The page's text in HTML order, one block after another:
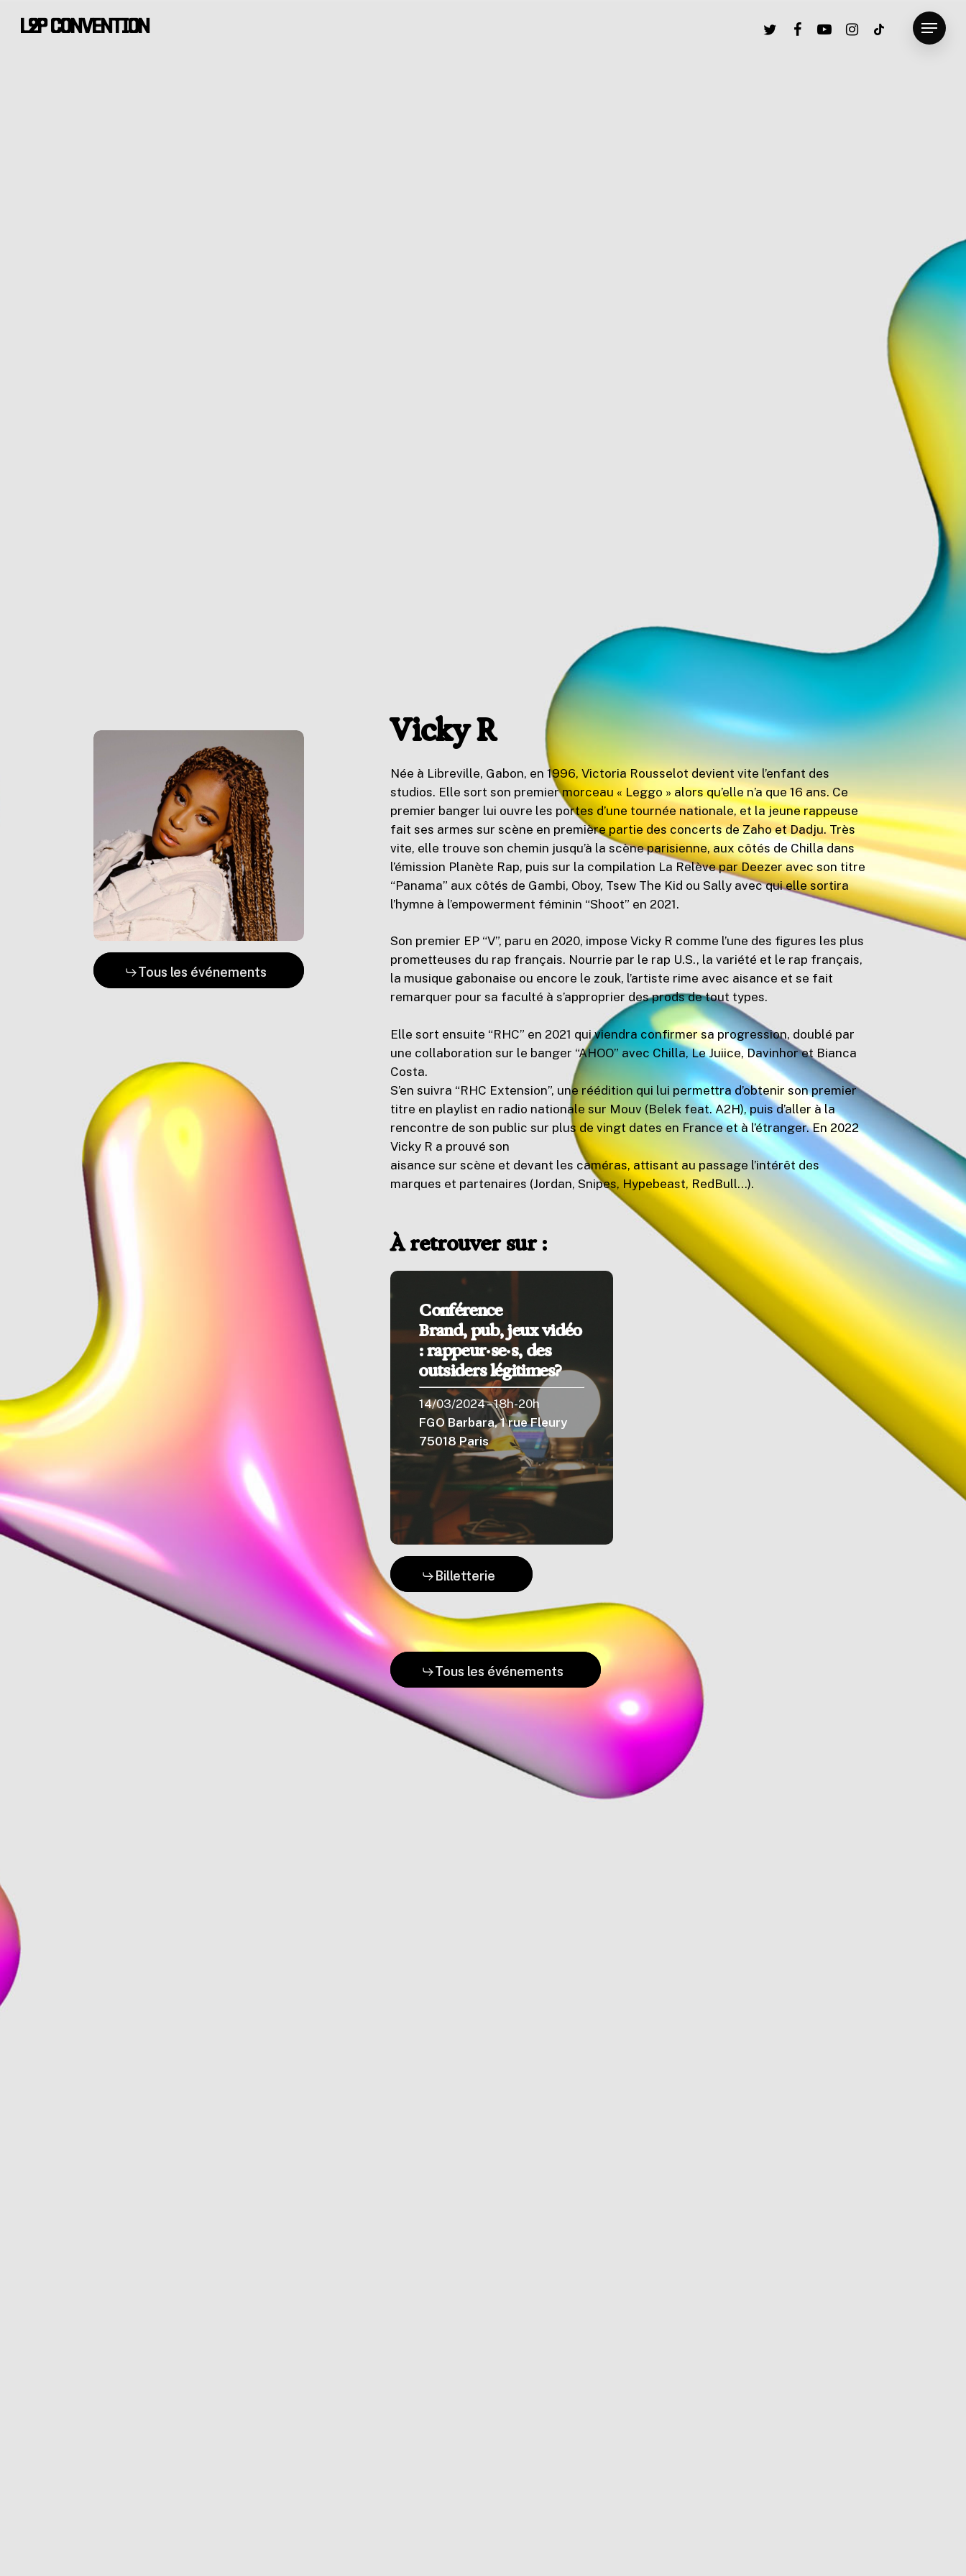
L2P CONVENTION twitterfacebookyoutubeinstagram
tiktok Menu
Tous les événements
Vicky R
Née à Libreville, Gabon, en 1996, Victoria Rousselot devient vite l’enfant des
studios. Elle sort son premier morceau « Leggo » alors qu’elle n’a que 16 ans. Ce
premier banger lui ouvre les portes d’une tournée nationale, et la jeune rappeuse
fait ses armes sur scène en première partie des concerts de Zaho et Dadju. Très
vite, elle trouve son chemin jusqu’à la scène parisienne, aux côtés de Chilla dans
l’émission Planète Rap, puis sur la compilation La Relève par Deezer avec son titre
“Panama” aux côtés de Gambi, Oboy, Tsew The Kid ou Sally avec qui elle sortira
l’hymne à l’empowerment féminin “Shoot” en 2021.
Son premier EP “V”, paru en 2020, impose Vicky R comme l’une des figures les plus
prometteuses du rap français. Nourrie par le rap U.S., la variété et le rap français,
la musique gabonaise ou encore le zouk, l’artiste rime avec aisance et se fait
remarquer pour sa faculté à s’approprier des prods de tout types.
Elle sort ensuite “RHC” en 2021 qui viendra confirmer sa progression, doublé par
une collaboration sur le banger “AHOO” avec Chilla, Le Juiice, Davinhor et Bianca
Costa.
S’en suivra “RHC Extension”, une réédition qui lui permettra d’obtenir son premier
titre en playlist en radio nationale sur Mouv (Belek feat. A2H), puis d’aller à la
rencontre de son public sur plus de vingt dates en France et à l’étranger. En 2022
Vicky R a prouvé son
aisance sur scène et devant les caméras, attisant au passage l’intérêt des
marques et partenaires (Jordan, Snipes, Hypebeast, RedBull…).
À retrouver sur :
Conférence
Brand, pub, jeux vidéo
: rappeur·se·s, des
outsiders légitimes?
14/03/2024 – 18h-20h
FGO Barbara, 1 rue Fleury
75018 Paris
Billetterie
Tous les événements